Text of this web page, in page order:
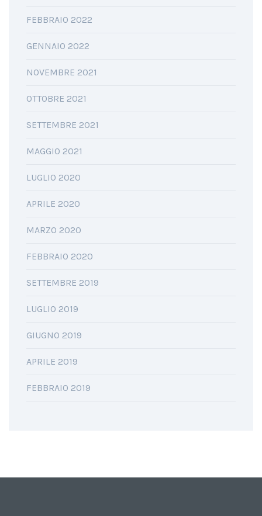
FEBBRAIO 2022
GENNAIO 2022
NOVEMBRE 2021
OTTOBRE 2021
SETTEMBRE 2021
MAGGIO 2021
LUGLIO 2020
APRILE 2020
MARZO 2020
FEBBRAIO 2020
SETTEMBRE 2019
LUGLIO 2019
GIUGNO 2019
APRILE 2019
FEBBRAIO 2019